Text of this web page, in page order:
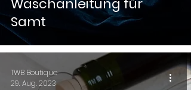
Waschanleitung für
Samt
TWB Boutique
29. Aug. 2023